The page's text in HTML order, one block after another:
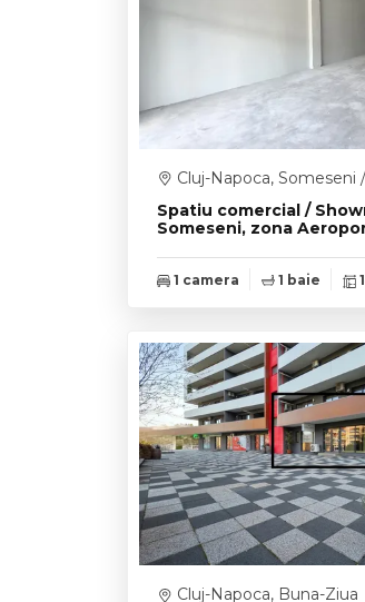
Spatiu comercial /
Someseni, zona
Cluj-Napoca, Someseni / Aeroport
1 camera 1 baie
Cluj-Napoca, Buna-Ziua